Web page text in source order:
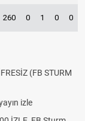
260 0 1 0 0
(FB STURM
izle